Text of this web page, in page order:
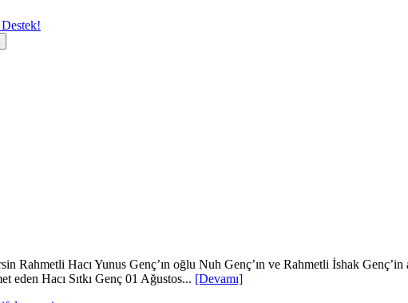
Rahmetli Hacı Yunus Genç’ın oğlu Nuh Genç’ın ve Rahmetli İshak
eden Hacı Sıtkı Genç 01 Ağustos... [Devamı]